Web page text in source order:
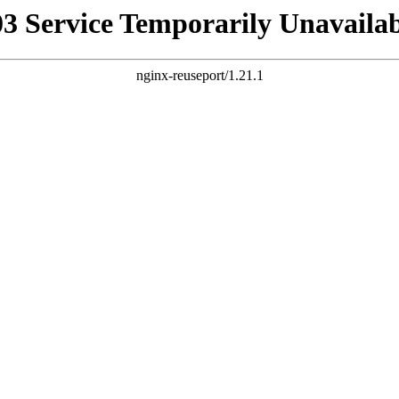
Service Temporarily
nginx-reuseport/1.21.1